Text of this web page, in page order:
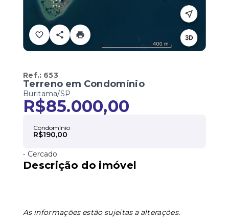
Ref.: 653
Terreno em Condomínio
Buritama/SP
R$85.000,00
Condomínio
R$190,00
• Cercado
Descrição do imóvel
As informações estão sujeitas a alterações.